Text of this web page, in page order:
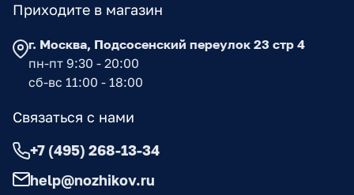
Приходите в магазин
г. Москва, Подсосенский переулок 23 стр 4
пн-пт 9:30 - 20:00
сб-вс 11:00 - 18:00
Связаться с нами
+7 (495) 268-13-34
help@nozhikov.ru